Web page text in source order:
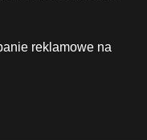
reklamowe na